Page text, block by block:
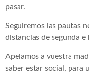
pasar.
Seguiremos las pautas
distancias de segunda
Apelamos a vuestra
saber estar social, para